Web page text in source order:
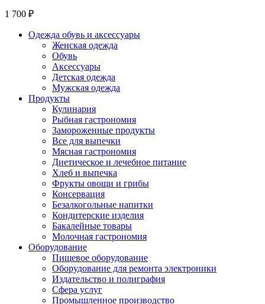
1 700 ₽
Одежда обувь и аксессуары
Женская одежда
Обувь
Аксессуары
Детская одежда
Мужская одежда
Продукты
Кулинария
Рыбная гастрономия
Замороженные продукты
Все для выпечки
Мясная гастрономия
Диетическое и лечебное питание
Хлеб и выпечка
Фрукты овощи и грибы
Консервация
Безалкогольные напитки
Кондитерские изделия
Бакалейные товары
Молочная гастрономия
Оборудование
Пищевое оборудование
Оборудование для ремонта электроники
Издательство и полиграфия
Сфера услуг
Промышленное производство